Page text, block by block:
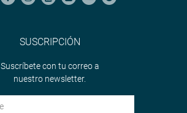
SUSCRIPCIÓN
Suscríbete con tu correo a
nuestro newsletter.